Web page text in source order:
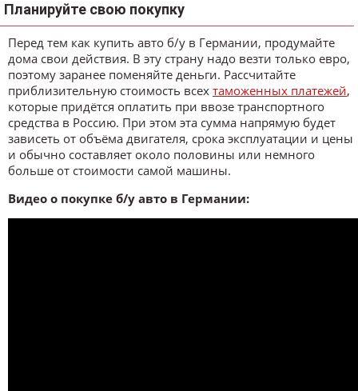
Планируйте свою покупку
Перед тем как купить авто б/у в Германии, продумайте
дома свои действия. В эту страну надо везти только евро,
поэтому заранее поменяйте деньги. Рассчитайте
приблизительную стоимость всех таможенных платежей,
которые придётся оплатить при ввозе транспортного
средства в Россию. При этом эта сумма напрямую будет
зависеть от объёма двигателя, срока эксплуатации и цены
и обычно составляет около половины или немного
больше от стоимости самой машины.
Видео о покупке б/у авто в Германии: